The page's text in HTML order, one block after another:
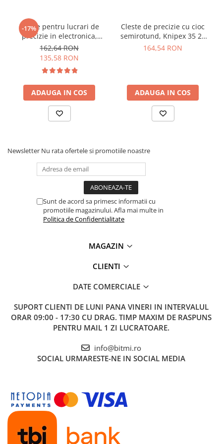
Latime varf:
Grosime varf:4,0 mm
Latime cap:11,0 mm
Standard:DIN ISO 9655
: 55 g
Dimensiuni:115 x 66 x 12 mm
Ce contine cutia?
1x Cleste de precizie pentru electronisti, Knipex 35 11
-17%
Cleste pentru lucrari de
precizie in electronica,
Knipex 35 31 115
162,64 RON
135,58 RON
ADAUGA IN COS
Cleste de precizie cu cioc
semirotund, Knipex 35 21
115
164,54 RON
ADAUGA IN COS
Newsletter Nu rata ofertele si promotiile noastre
Sunt de acord sa primesc informatii cu
promotiile magazinului. Afla mai multe in
Politica de Confidentialitate
MAGAZIN
CLIENTI
DATE COMERCIALE
SUPORT CLIENTI DE LUNI PANA VINERI IN INTERVALUL
ORAR 09:00 - 17:30 CU DRAG. TIMP MAXIM DE RASPUNS
PENTRU MAIL 1 ZI LUCRATOARE.
info@bitmi.ro
SOCIAL URMARESTE-NE IN SOCIAL MEDIA